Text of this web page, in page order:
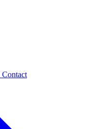
Contact